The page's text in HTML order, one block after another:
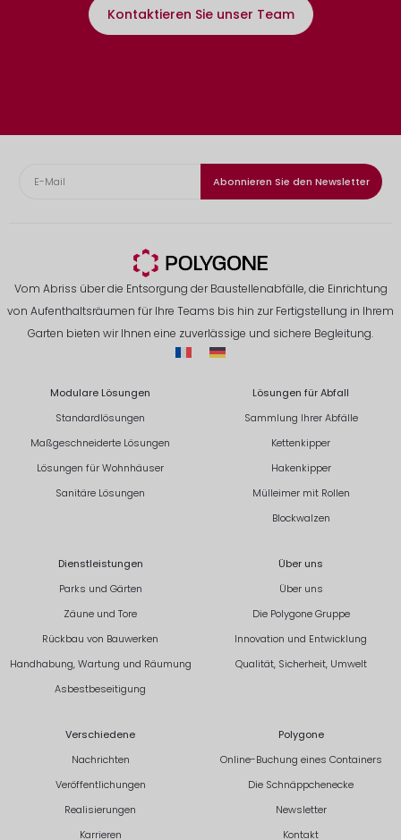
Kontaktieren Sie unser Team
Abonnieren Sie den Newsletter
Vom Abriss über die Entsorgung der Baustellenabfälle, die Einrichtung
von Aufenthaltsräumen für Ihre Teams bis hin zur Fertigstellung in Ihrem
Garten bieten wir Ihnen eine zuverlässige und sichere Begleitung.
Modulare Lösungen
Standardlösungen
Maßgeschneiderte Lösungen
Lösungen für Wohnhäuser
Sanitäre Lösungen
Lösungen für Abfall
Sammlung Ihrer Abfälle
Kettenkipper
Hakenkipper
Mülleimer mit Rollen
Blockwalzen
Dienstleistungen
Parks und Gärten
Zäune und Tore
Rückbau von Bauwerken
Handhabung, Wartung und Räumung
Asbestbeseitigung
Über uns
Über uns
Die Polygone Gruppe
Innovation und Entwicklung
Qualität, Sicherheit, Umwelt
Verschiedene
Nachrichten
Veröffentlichungen
Realisierungen
Karrieren
Polygone
Online-Buchung eines Containers
Die Schnäppchenecke
Newsletter
Kontakt